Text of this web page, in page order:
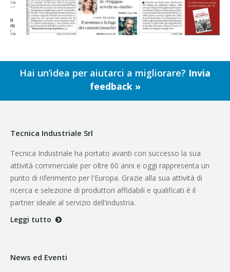
Hai un’idea per aiutarci a migliorare? Invia
feedback »
Tecnica Industriale Srl
Tecnica Industriale ha portato avanti con successo la sua
attività commerciale per oltre 60 anni e oggi rappresenta un
punto di riferimento per l'Europa. Grazie alla sua attività di
ricerca e selezione di produttori affidabili e qualificati è il
partner ideale al servizio dell'industria.
Leggi tutto
News ed Eventi